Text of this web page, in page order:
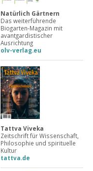
Natürlich Gärtnern
Das weiterführende
Biogarten-Magazin mit
avantgardistischer
Ausrichtung
olv-verlag.eu
Tattva Viveka
Zeitschrift für Wissenschaft,
Philosophie und spirituelle
Kultur
tattva.de